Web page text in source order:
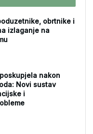
obrtnike i
izlaganje na
nakon
Novi sustav
i